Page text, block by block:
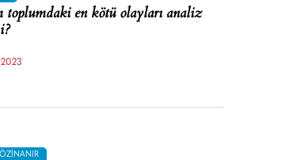
en kötü olayları analiz